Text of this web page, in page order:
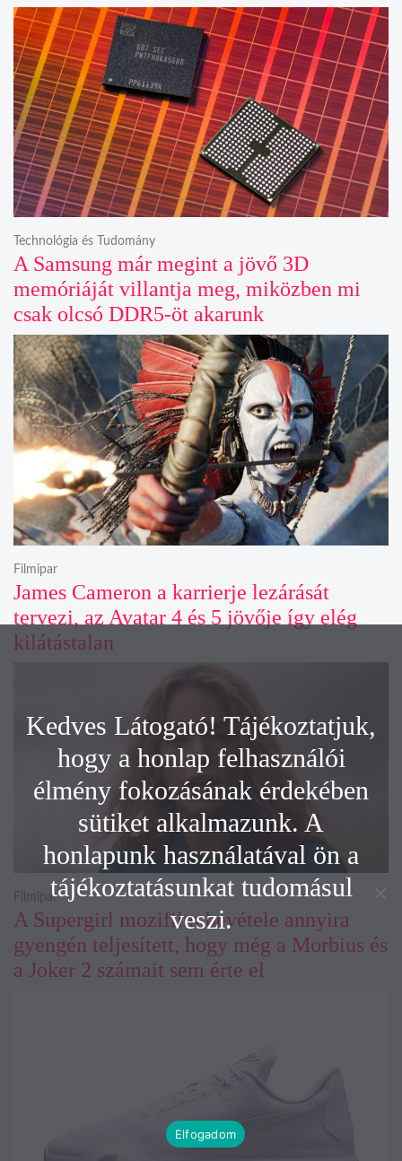
A Samsung már megint a jövő 3D
memóriáját villantja meg, miközben mi
csak olcsó DDR5-öt akarunk
Technológia és Tudomány
James Cameron a karrierje lezárását
tervezi, az Avatar 4 és 5 jövője így elég
kilátástalan
Filmipar
A Supergirl mozifilm bevétele annyira
gyengén teljesített, hogy még a Morbius és
a Joker 2 számait sem érte el
Filmipar
Kedves Látogató! Tájékoztatjuk,
hogy a honlap felhasználói
élmény fokozásának érdekében
sütiket alkalmazunk. A
honlapunk használatával ön a
tájékoztatásunkat tudomásul
veszi.
Elfogadom